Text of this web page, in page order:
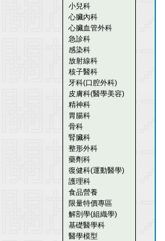
小兒科
心臟內科
心臟血管外科
急診科
感染科
放射線科
核子醫科
牙科(口腔外科)
皮膚科(醫學美容)
精神科
胃腸科
骨科
腎臟科
整形外科
藥劑科
復健科(運動醫學)
護理科
食品營養
限量特價專區
解剖學(組織學)
基礎醫學科
醫學模型